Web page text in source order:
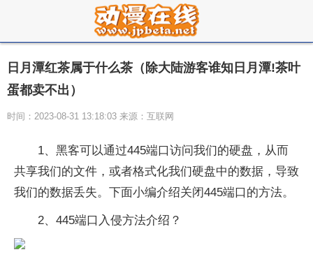
日月潭红茶属于什么茶（除大陆游客谁知日月潭!茶叶
蛋都卖不出）
时间：2023-08-31 13:18:03 来源：互联网
1、黑客可以通过445端口访问我们的硬盘，从而
共享我们的文件，或者格式化我们硬盘中的数据，导致
我们的数据丢失。下面小编介绍关闭445端口的方法。
2、445端口入侵方法介绍？